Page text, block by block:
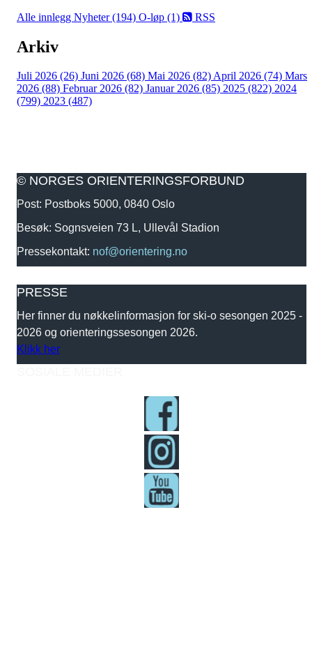
Alle innlegg Nyheter (194) O-løp (1) RSS
Arkiv
Juli 2026 (26) Juni 2026 (68) Mai 2026 (82)April 2026 (74) Mars
2026 (88) Februar 2026 (82) Januar 2026 (85) 2025 (822) 2024
(799) 2023 (487)
© NORGES ORIENTERINGSFORBUND
Post: Postboks 5000, 0840 Oslo
Besøk: Sognsveien 73 L, Ullevål Stadion
Pressekontakt: nof@orientering.no
PRESSE
Her finner du nøkkelinformasjon for ski-o sesongen 2025 -
2026 og orienteringssesongen 2026.
Klikk her